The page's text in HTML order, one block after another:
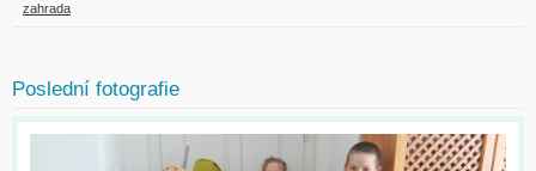
zahrada
Poslední fotografie